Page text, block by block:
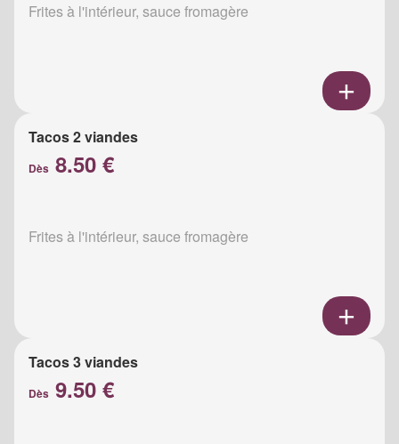
Frites à l'intérieur, sauce fromagère
Tacos 2 viandes
Dès 8.50 €
Frites à l'intérieur, sauce fromagère
Tacos 3 viandes
Dès 9.50 €